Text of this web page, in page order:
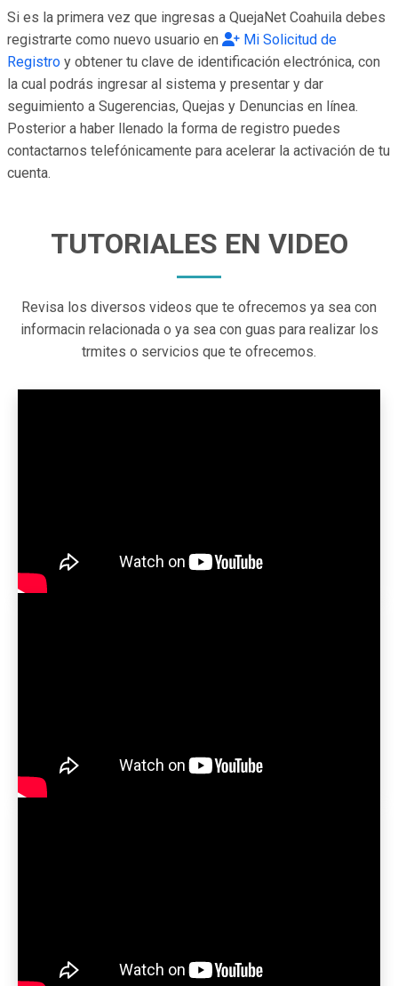
Si es la primera vez que ingresas a QuejaNet Coahuila debes
registrarte como nuevo usuario en
Mi Solicitud de
Registro y obtener tu clave de identificación electrónica, con
la cual podrás ingresar al sistema y presentar y dar
seguimiento a Sugerencias, Quejas y Denuncias en línea.
Posterior a haber llenado la forma de registro puedes
contactarnos telefónicamente para acelerar la activación de tu
cuenta.
TUTORIALES EN VIDEO
Revisa los diversos videos que te ofrecemos ya sea con
informacin relacionada o ya sea con guas para realizar los
trmites o servicios que te ofrecemos.